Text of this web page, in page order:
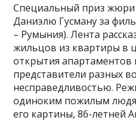
Специальный приз жюри
Даниэлю Гусману за
– Румыния). Лента
жильцов из квартиры в
открытия апартаментов
представители разных
несправедливостью.
одиноким пожилым
его картины, 86-летней